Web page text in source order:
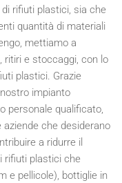
rifiuti plastici, sia che
quantità di materiali
mettiamo a
ritiri e stoccaggi, con lo
plastici. Grazie
impianto
personale qualificato,
che desiderano
a ridurre il
rifiuti plastici che
e pellicole), bottiglie in